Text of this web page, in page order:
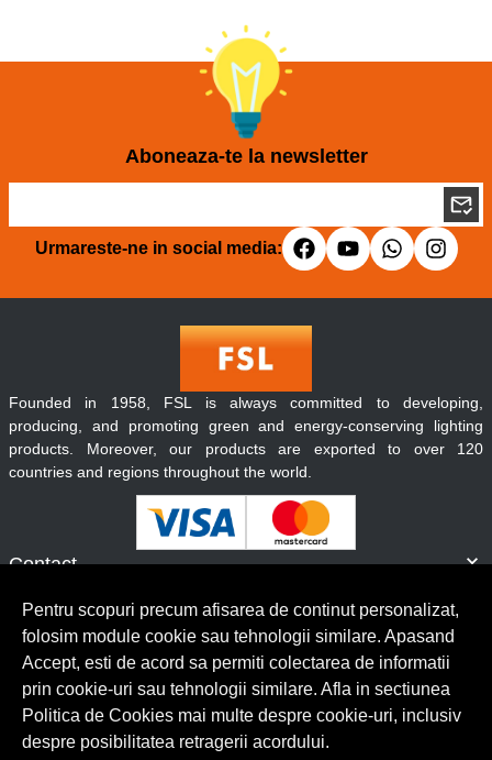
Aboneaza-te la newsletter
Urmareste-ne in social media:
Contact
Servicii clienti
Founded in 1958, FSL is always committed to developing,
producing, and promoting green and energy-conserving lighting
products. Moreover, our products are exported to over 120
countries and regions throughout the world.
© Copyright 2026 Lumilux. Toate drepturile rezervate.
Pentru scopuri precum afisarea de continut personalizat,
folosim module cookie sau tehnologii similare. Apasand
Accept, esti de acord sa permiti colectarea de informatii
prin cookie-uri sau tehnologii similare. Afla in sectiunea
Politica de Cookies mai multe despre cookie-uri, inclusiv
despre posibilitatea retragerii acordului.